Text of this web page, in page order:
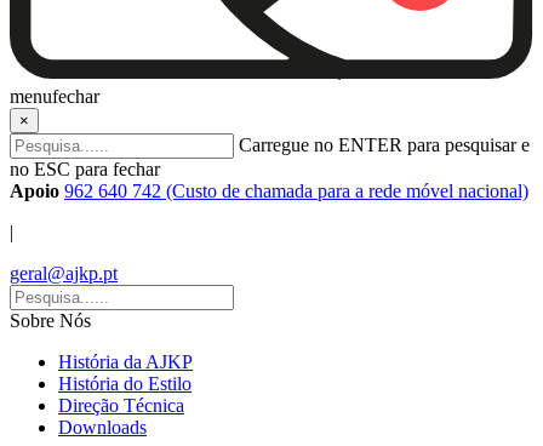
menufechar
×
Carregue no ENTER para pesquisar e
no ESC para fechar
Apoio 962 640 742 (Custo de chamada para a rede móvel nacional)
|
geral@ajkp.pt
Sobre Nós
História da AJKP
História do Estilo
Direção Técnica
Downloads